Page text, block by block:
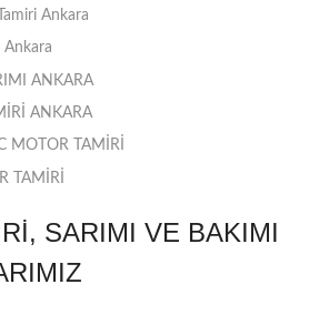
Ankara
ANKARA
ANKARA
MOTOR TAMİRİ
TAMİRİ
SARIMI VE BAKIMI